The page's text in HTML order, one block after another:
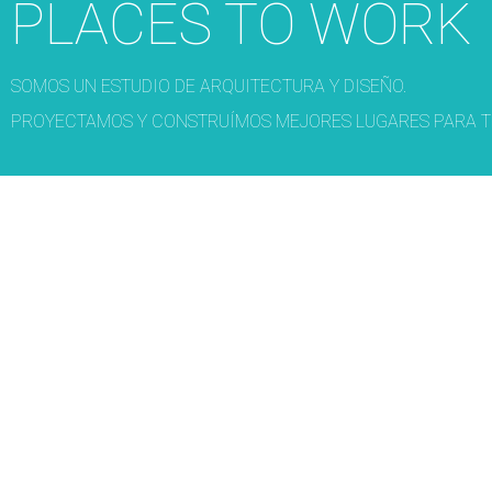
PLACES TO WORK
SOMOS UN ESTUDIO DE ARQUITECTURA Y DISEÑO.
PROYECTAMOS Y CONSTRUÍMOS MEJORES LUGARES PARA